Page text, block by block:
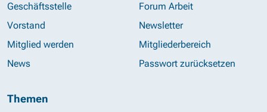
Geschäftsstelle
Vorstand
Mitglied werden
News
Forum Arbeit
Newsletter
Mitgliederbereich
Passwort zurücksetzen
Themen